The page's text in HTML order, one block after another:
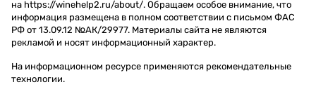
на https://winehelp2.ru/about/. Обращаем особое внимание, что
информация размещена в полном соответствии с письмом ФАС
РФ от 13.09.12 №АК/29977. Материалы сайта не являются
рекламой и носят информационный характер.
На информационном ресурсе применяются рекомендательные
технологии.